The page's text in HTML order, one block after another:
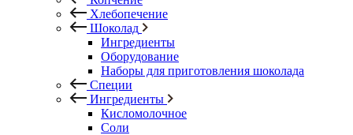
Хлебопечение
Шоколад
Ингредиенты
Оборудование
Наборы для приготовления шоколада
Специи
Ингредиенты
Кисломолочное
Соли